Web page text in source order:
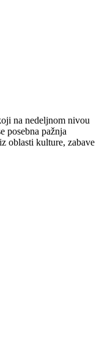
na nedeljnom nivou
posebna pažnja
oblasti kulture, zabave